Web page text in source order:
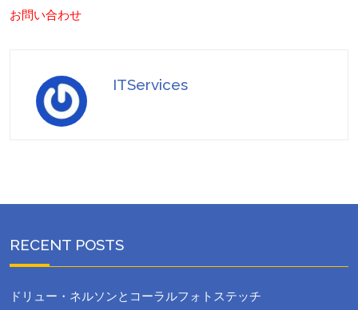
お問い合わせ
ITServices
RECENT POSTS
ドリュー・ネルソンとコーラルフォトステッチ